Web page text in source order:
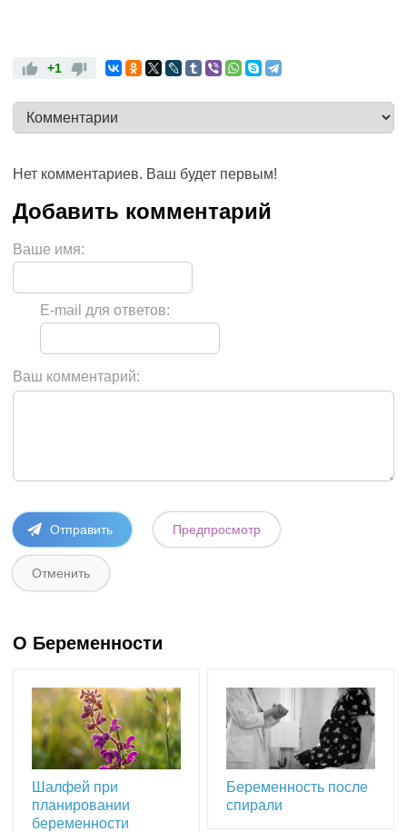
+1
Нет комментариев. Ваш будет первым!
Ваше имя:
E-mail для ответов:
Ваш комментарий:
О Беременности
Шалфей при
планировании
беременности
Беременность после
спирали